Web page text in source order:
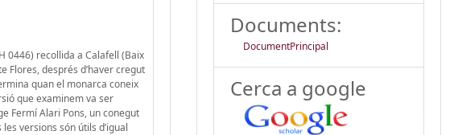
0446) recollida a Calafell (Baix
Flores, després d’haver cregut
quan el monarca coneix
que examinem va ser
Fermí Alari Pons, un conegut
versions són útils d’igual
Documents:
DocumentPrincipal
Cerca a google